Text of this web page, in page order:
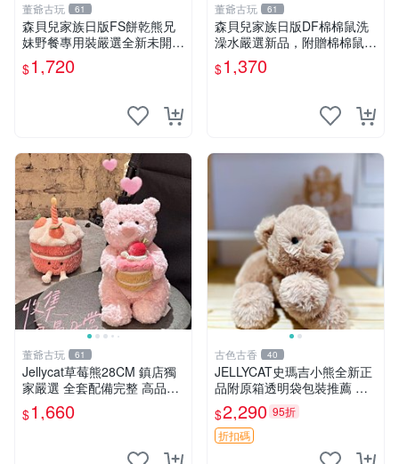
董爺古玩 61
森貝兒家族日版FS餅乾熊兄
妹野餐專用裝嚴選全新未開
封，包含兩組大童款紙盒裝，
適合收藏與分享。 餅乾熊兄
$1,720
董爺古玩 61
森貝兒家族日版DF棉棉鼠洗
澡水嚴選新品，附贈棉棉鼠媽
媽與嬰兒及配件。-paper盒
裝，輕便設計方便攜帶。 棉
$1,370
董爺古玩 61
Jellycat草莓熊28CM 鎮店獨
家嚴選 全套配備完整 高品質
收藏好物 紋章 玩具熊 定制熊
$1,660
古色古香 40
JELLYCAT史瑪吉小熊全新正
品附原箱透明袋包裝推薦 透
明袋 包裝盒 史瑪吉小熊
$2,290 95折
折扣碼